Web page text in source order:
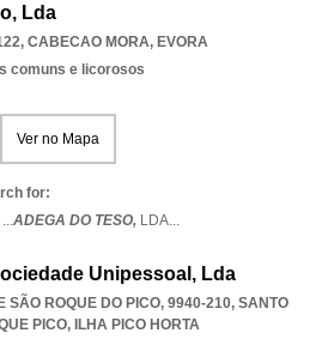
Lda
, CABECAO MORA, EVORA
comuns e licorosos
Ver no Mapa
for:
ADEGA DO TESO, LDA...
Unipessoal, Lda
SÃO ROQUE DO PICO, 9940-210, SANTO
PICO, ILHA PICO HORTA